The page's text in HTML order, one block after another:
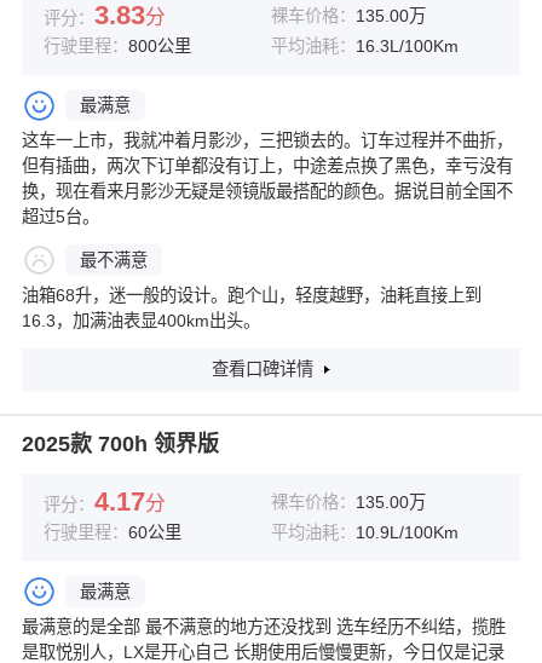
评分： 3.83分 裸车价格： 135.00万
行驶里程： 800公里 平均油耗： 16.3L/100Km
最满意
这车一上市，我就冲着月影沙，三把锁去的。订车过程并不曲折，
但有插曲，两次下订单都没有订上，中途差点换了黑色，幸亏没有
换，现在看来月影沙无疑是领镜版最搭配的颜色。据说目前全国不
超过5台。
最不满意
油箱68升，迷一般的设计。跑个山，轻度越野，油耗直接上到
16.3，加满油表显400km出头。
查看口碑详情
2025款 700h 领界版
评分： 4.17分 裸车价格： 135.00万
行驶里程： 60公里 平均油耗： 10.9L/100Km
最满意
最满意的是全部 最不满意的地方还没找到 选车经历不纠结，揽胜
是取悦别人，LX是开心自己 长期使用后慢慢更新，今日仅是记录